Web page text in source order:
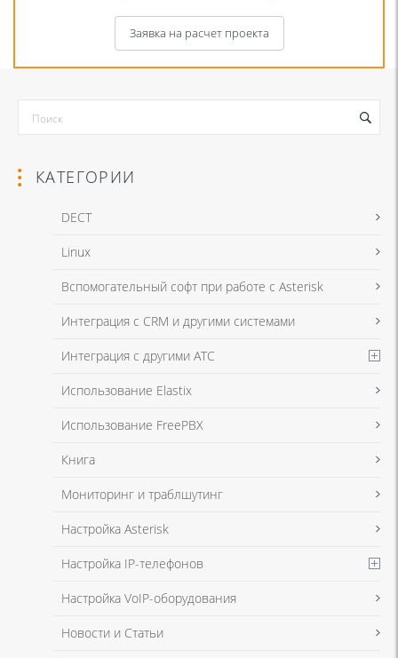
Я даю согласие на обработку моих персональных данных для связи
в соответствии с Политикой в отношении обработки персональных
Заявка на расчет проекта
Я даю согласие на обработку моих персональных данных для связи
в соответствии с Политикой в отношении обработки персональных
КАТЕГОРИИ
DECT
Linux
Вспомогательный софт при работе с Asterisk
Интеграция с CRM и другими системами
Интеграция с другими АТС
Использование Elastix
Использование FreePBX
Книга
Мониторинг и траблшутинг
Настройка Asterisk
Настройка IP-телефонов
Настройка VoIP-оборудования
Новости и Статьи